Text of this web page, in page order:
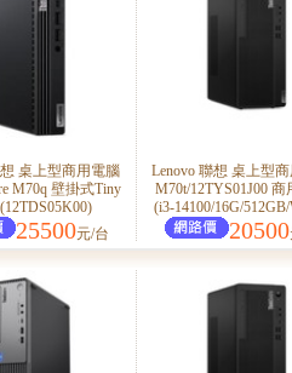
桌上型商用電腦
M70q 壁掛式Tiny
25500元/台
Lenovo 聯想 桌上型
M70t/12TYS01J00 商
(i3-14100/16G/
20500